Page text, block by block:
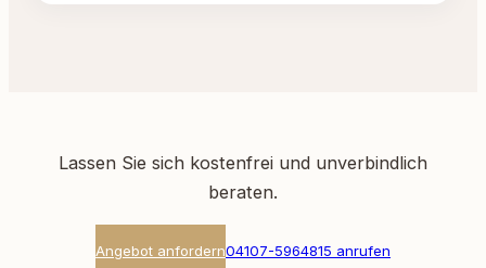
Lassen Sie sich kostenfrei und unverbindlich
beraten.
Angebot anfordern04107-5964815 anrufen